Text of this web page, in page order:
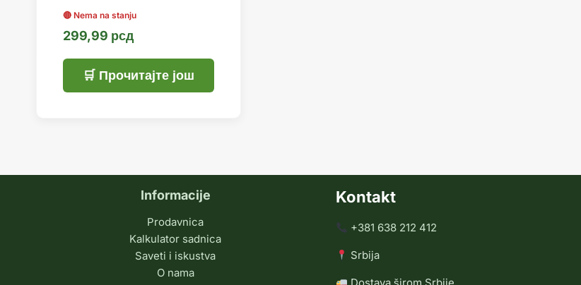
299,99 рсд
Прочитајте још
Informacije
Prodavnica
Kalkulator sadnica
Saveti i iskustva
O nama
Kontakt
+381 638 212 412
Srbija